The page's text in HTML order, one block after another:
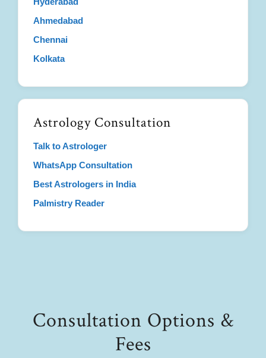
Ahmedabad
Chennai
Kolkata
Astrology Consultation
Talk to Astrologer
WhatsApp Consultation
Best Astrologers in India
Palmistry Reader
Consultation Options &
Fees